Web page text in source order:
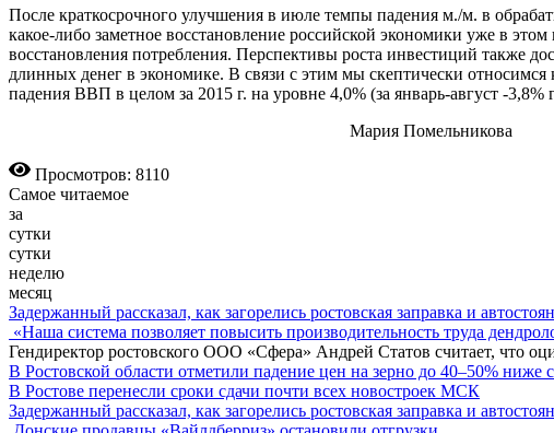
После краткосрочного улучшения в июле темпы падения м./м. в
какое-либо заметное восстановление российской экономики уже в
восстановления потребления. Перспективы роста инвестиций также
длинных денег в экономике. В связи с этим мы скептически
падения ВВП в целом за 2015 г. на уровне 4,0% (за январь-август -
Мария Помельникова
Просмотров: 8110
Самое читаемое
за
сутки
сутки
неделю
месяц
Задержанный рассказал, как загорелись ростовская заправка и
«Наша система позволяет повысить производительность труда
Гендиректор ростовского ООО «Сфера» Андрей Статов считает, что
В Ростовской области отметили падение цен на зерно до 40–50% ниже
В Ростове перенесли сроки сдачи почти всех новостроек МСК
Задержанный рассказал, как загорелись ростовская заправка и